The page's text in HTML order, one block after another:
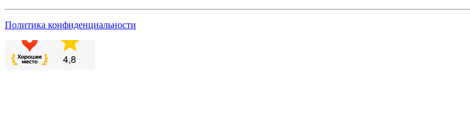
Политика конфиденциальности